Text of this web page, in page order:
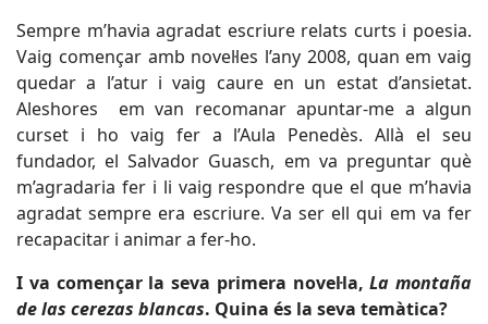
Sempre m’havia agradat escriure relats curts i poesia.
Vaig començar amb novel·les l’any 2008, quan em vaig
quedar a l’atur i vaig caure en un estat d’ansietat.
Aleshores em van recomanar apuntar-me a algun
curset i ho vaig fer a l’Aula Penedès. Allà el seu
fundador, el Salvador Guasch, em va preguntar què
m’agradaria fer i li vaig respondre que el que m’havia
agradat sempre era escriure. Va ser ell qui em va fer
recapacitar i animar a fer-ho.
I va començar la seva primera novel·la,La montaña
de las cerezas blancas. Quina és la seva temàtica?